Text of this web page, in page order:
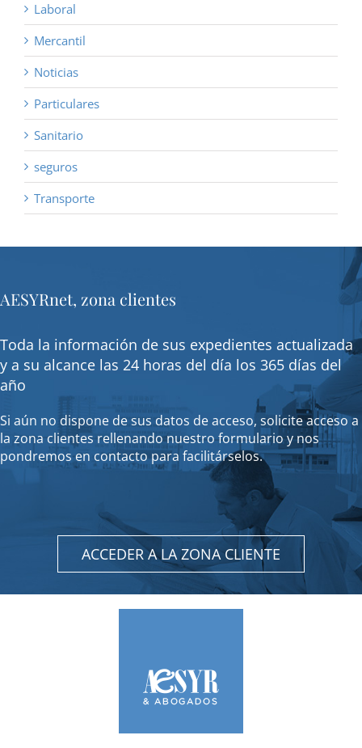
Laboral
Mercantil
Noticias
Particulares
Sanitario
seguros
Transporte
AESYRnet, zona clientes
Toda la información de sus expedientes actualizada
y a su alcance las 24 horas del día los 365 días del
año
Si aún no dispone de sus datos de acceso, solicite acceso a
la zona clientes rellenando nuestro formulario y nos
pondremos en contacto para facilitárselos.
ACCEDER A LA ZONA CLIENTE